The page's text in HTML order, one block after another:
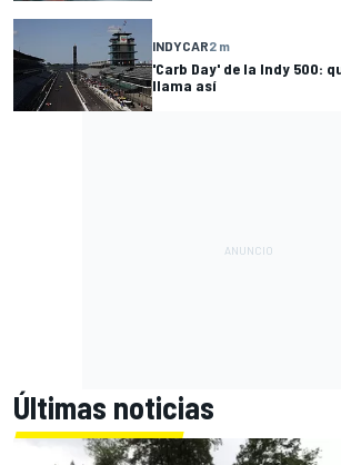
INDYCAR2 m
'Carb Day' de la Indy 500:
llama así
Últimas noticias